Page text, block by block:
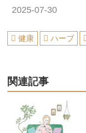
2025-07-30
健康 ハーブ
関連記事